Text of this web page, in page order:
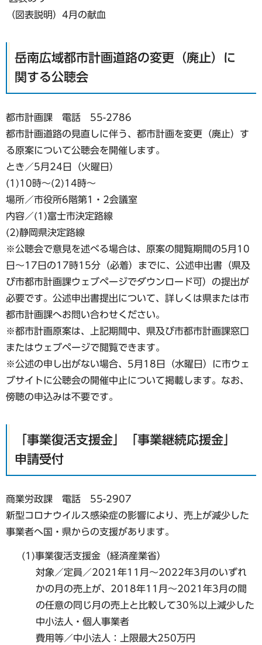
（図表説明）4月の献血
岳南広域都市計画道路の変更（廃止）に
関する公聴会
都市計画課 電話 55-2786
都市計画道路の見直しに伴う、都市計画を変更（廃止）す
る原案について公聴会を開催します。
とき／5月24日（火曜日）
(1)10時～(2)14時～
場所／市役所6階第1・2会議室
内容／(1)富士市決定路線
(2)静岡県決定路線
※公聴会で意見を述べる場合は、原案の閲覧期間の5月10
日～17日の17時15分（必着）までに、公述申出書（県及
び市都市計画課ウェブページでダウンロード可）の提出が
必要です。公述申出書提出について、詳しくは県または市
都市計画課へお問い合わせください。
※都市計画原案は、上記期間中、県及び市都市計画課窓口
またはウェブページで閲覧できます。
※公述の申し出がない場合、5月18日（水曜日）に市ウェ
ブサイトに公聴会の開催中止について掲載します。なお、
傍聴の申込みは不要です。
「事業復活支援金」「事業継続応援金」
申請受付
商業労政課 電話 55-2907
新型コロナウイルス感染症の影響により、売上が減少した
事業者へ国・県からの支援があります。
(1)事業復活支援金（経済産業省）
対象／定員／2021年11月～2022年3月のいずれ
かの月の売上が、2018年11月～2021年3月の間
の任意の同じ月の売上と比較して30％以上減少した
中小法人・個人事業者
費用等／中小法人：上限最大250万円